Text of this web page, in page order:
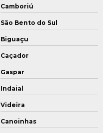
Camboriú
São Bento do Sul
Biguaçu
Caçador
Gaspar
Indaial
Videira
Canoinhas